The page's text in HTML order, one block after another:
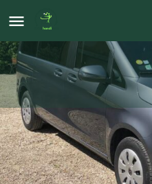
Mercedes Classe
D EXECUTIVE
Handicapé